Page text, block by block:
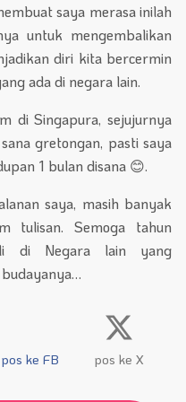
saya merasa inilah
untuk mengembalikan
diri kita bercermin
ada di negara lain.
di Singapura, sejujurnya
gretongan, pasti saya
1 bulan disana 😊.
saya, masih banyak
tulisan. Semoga tahun
di Negara lain yang
pos ke FB pos ke X